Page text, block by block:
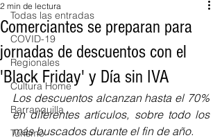
Todas las entradas
COVID-19
Regionales
Cultura Home
Barranquilla
Turismo
Comerciantes se preparan para
jornadas de descuentos con el
'Black Friday' y Día sin IVA
2 min de lectura
Los descuentos alcanzan hasta el 70%
en diferentes artículos, sobre todo los
más buscados durante el fin de año.